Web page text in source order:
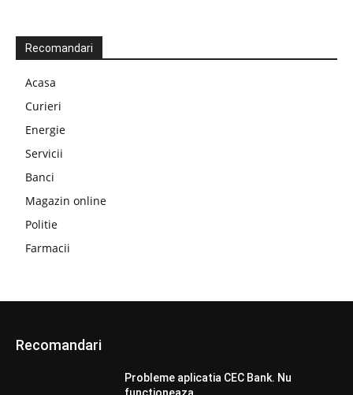
Recomandari
Acasa
Curieri
Energie
Servicii
Banci
Magazin online
Politie
Farmacii
Recomandari
Probleme aplicatia CEC Bank. Nu